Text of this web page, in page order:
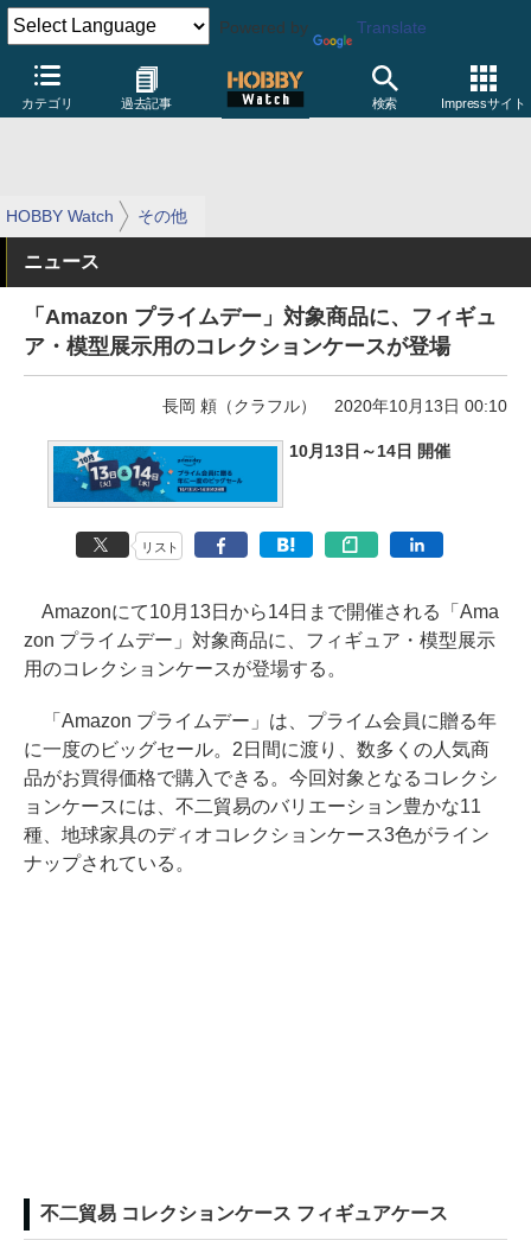
Powered by Translate
カテゴリ 過去記事 検索 Impressサイト
HOBBY Watch その他
ニュース
「Amazon プライムデー」対象商品に、フィギュ
ア・模型展示用のコレクションケースが登場
長岡 頼（クラフル） 2020年10月13日 00:10
10月13日～14日 開催
リスト
Amazonにて10月13日から14日まで開催される「Ama
zon プライムデー」対象商品に、フィギュア・模型展示
用のコレクションケースが登場する。
「Amazon プライムデー」は、プライム会員に贈る年
に一度のビッグセール。2日間に渡り、数多くの人気商
品がお買得価格で購入できる。今回対象となるコレクシ
ョンケースには、不二貿易のバリエーション豊かな11
種、地球家具のディオコレクションケース3色がライン
ナップされている。
不二貿易 コレクションケース フィギュアケース